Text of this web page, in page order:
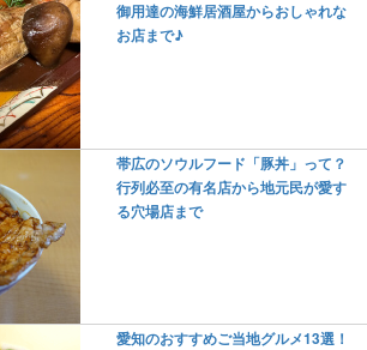
御用達の海鮮居酒屋からおしゃれな
お店まで♪
帯広のソウルフード「豚丼」って？
行列必至の有名店から地元民が愛す
る穴場店まで
愛知のおすすめご当地グルメ13選！